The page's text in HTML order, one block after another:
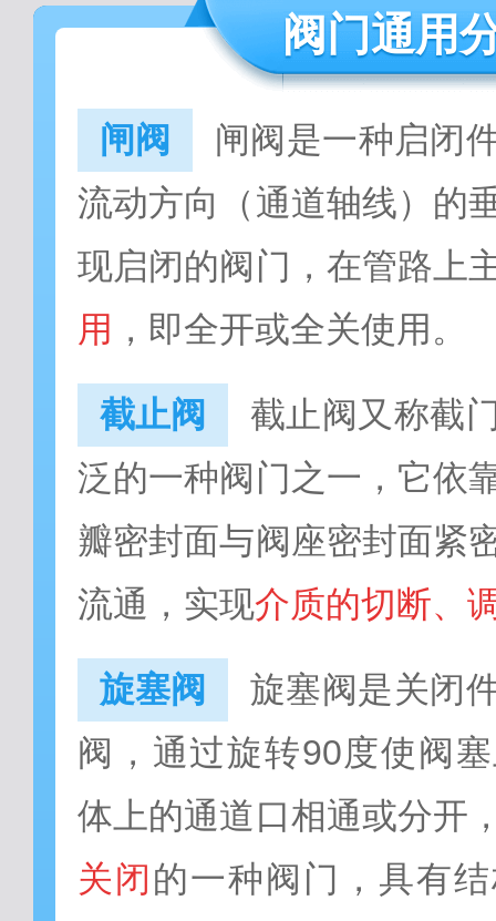
阀门通用
闸阀
闸阀是一种启闭
流动方向（通道轴线）的
现启闭的阀门，在管路上
用 ，即全开或全关使用。
截止阀
截止阀又称截
泛的一种阀门之一，它依
瓣密封面与阀座密封面紧
流通，实现介质的切断、
旋塞阀
旋塞阀是关闭
阀，通过旋转90度使阀
体上的通道口相通或分开
关闭的一种阀门，具有